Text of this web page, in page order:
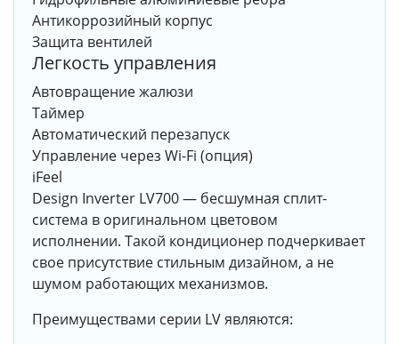
Антикоррозийный корпус
Защита вентилей
Легкость управления
Автовращение жалюзи
Таймер
Автоматический перезапуск
Управление через Wi-Fi (опция)
iFeel
Design Inverter LV700 — бесшумная сплит-
система в оригинальном цветовом
исполнении. Такой кондиционер подчеркивает
свое присутствие стильным дизайном, а не
шумом работающих механизмов.
Преимуществами серии LV являются: